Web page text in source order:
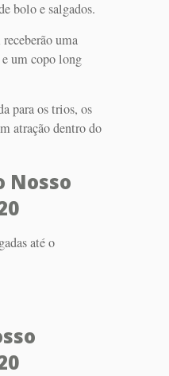
bolo e salgados.
uma
e um copo long
para os trios, os
atração dentro do
Nosso
até o